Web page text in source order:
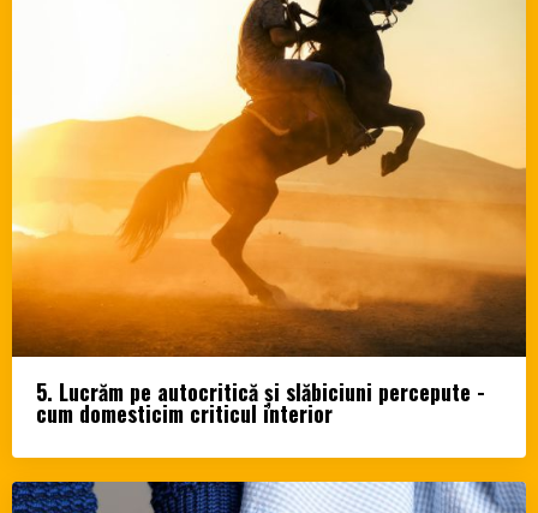
5. Lucrăm pe autocritică și slăbiciuni percepute -
cum domesticim criticul interior